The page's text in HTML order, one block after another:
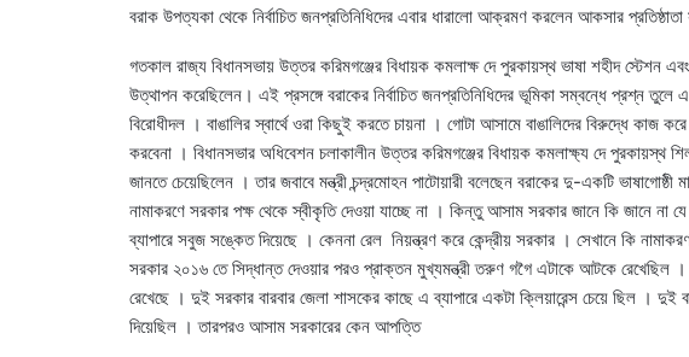
বরাক উপত্যকা থেকে নির্বাচিত জনপ্রতিনিধিদের এবার ধারালো আক্রমণ করলেন আকসার
গতকাল রাজ্য বিধানসভায় উত্তর করিমগঞ্জের বিধায়ক কমলাক্ষ দে পুরকায়স্থ ভাষা শহীদ স্টেশন
উত্থাপন করেছিলেন। এই প্রসঙ্গে বরাকের নির্বাচিত জনপ্রতিনিধিদের ভূমিকা সম্বন্ধে প্রশ্ন তুলে
বিরোধীদল । বাঙালির স্বার্থে ওরা কিছুই করতে চায়না । গোটা আসামে বাঙালিদের বিরুদ্ধে কাজ
করবেনা । বিধানসভার অধিবেশন চলাকালীন উত্তর করিমগঞ্জের বিধায়ক কমলাক্ষ্য দে পুরকায়স্থ
জানতে চেয়েছিলেন । তার জবাবে মন্ত্রী চন্দ্রমোহন পাটোয়ারী বলেছেন বরাকের দু-একটি
নামাকরণে সরকার পক্ষ থেকে স্বীকৃতি দেওয়া যাচ্ছে না । কিন্তু আসাম সরকার জানে কি জানে না
ব্যাপারে সবুজ সঙ্কেত দিয়েছে । কেননা রেল নিয়ন্ত্রণ করে কেন্দ্রীয় সরকার । সেখানে কি
সরকার ২০১৬ তে সিদ্ধান্ত দেওয়ার পরও প্রাক্তন মুখ্যমন্ত্রী তরুণ গগৈ এটাকে আটকে রেখেছিল ।
রেখেছে । দুই সরকার বারবার জেলা শাসকের কাছে এ ব্যাপারে একটা ক্লিয়ারেন্স চেয়ে ছিল । দুই
দিয়েছিল । তারপরও আসাম সরকারের কেন আপত্তি